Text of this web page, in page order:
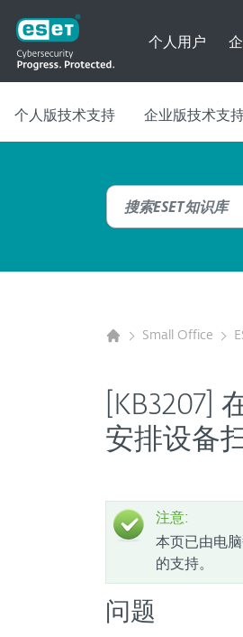
个人用户
个人版技术支持 企业版技术支
Small Office
[KB3207]
安排设备
注意:
本页已由电
的支持。
问题